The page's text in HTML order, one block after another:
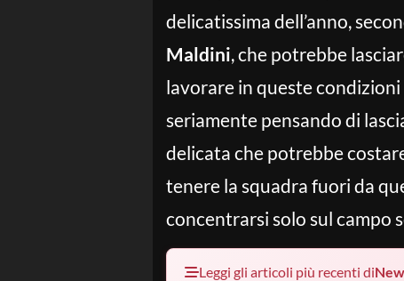
delicatissima dell’anno,
Maldini, che potrebbe
lavorare in queste condizioni
seriamente pensando di
delicata che potrebbe
tenere la squadra fuori da
concentrarsi solo sul campo
Leggi gli articoli più recenti di